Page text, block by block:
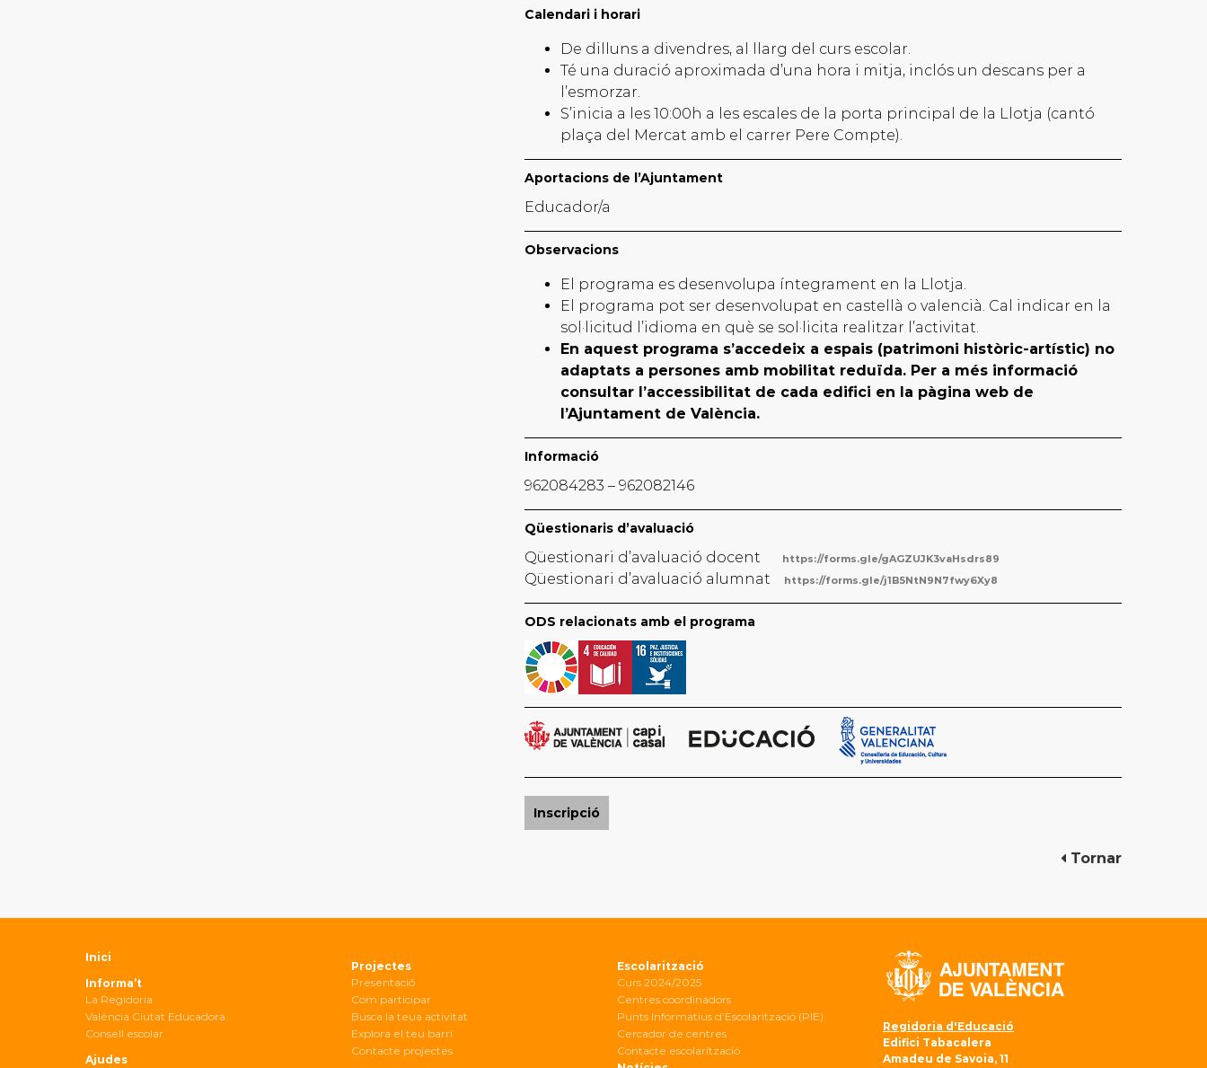
Calendari i horari
De dilluns a divendres, al llarg del curs escolar.
Té una duració aproximada d’una hora i mitja, inclós un descans per a
l’esmorzar.
S’inicia a les 10:00h a les escales de la porta principal de la Llotja (cantó
plaça del Mercat amb el carrer Pere Compte).
Aportacions de l’Ajuntament
Educador/a
Observacions
El programa es desenvolupa íntegrament en la Llotja.
El programa pot ser desenvolupat en castellà o valencià. Cal indicar en la
sol·licitud l’idioma en què se sol·licita realitzar l’activitat.
En aquest programa s’accedeix a espais (patrimoni històric-artístic) no
adaptats a persones amb mobilitat reduïda. Per a més informació
consultar l’accessibilitat de cada edifici en la pàgina web de
l’Ajuntament de València.
Informació
962084283 – 962082146
Qüestionaris d’avaluació
Qüestionari d’avaluació docent https://forms.gle/gAGZUJK3vaHsdrs89
Qüestionari d’avaluació alumnat https://forms.gle/j1B5NtN9N7fwy6Xy8
ODS relacionats amb el programa
Inscripció
Tornar
Inici
Informa’t
La Regidoria
València Ciutat Educadora
Consell escolar
Ajudes
Projectes
Presentació
Com participar
Busca la teua activitat
Explora el teu barri
Contacte projectes
Escolarització
Curs 2024/2025
Centres coordinadors
Punts Informatius d’Escolarització (PIE)
Cercador de centres
Contacte escolarització
Regidoria d'Educació
Edifici Tabacalera
Amadeu de Savoia, 11